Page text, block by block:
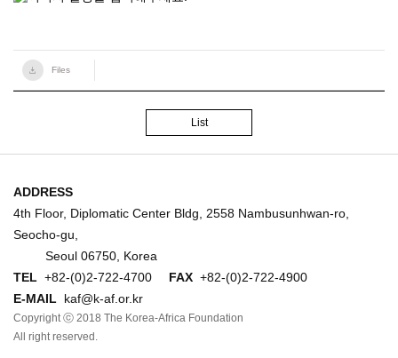
Files
List
ADDRESS
4th Floor, Diplomatic Center Bldg, 2558 Nambusunhwan-ro,
Seocho-gu,
Seoul 06750, Korea
TEL +82-(0)2-722-4700 FAX +82-(0)2-722-4900
E-MAIL
kaf@k-af.or.kr
Copyright ⓒ 2018 The Korea-Africa Foundation
All right reserved.